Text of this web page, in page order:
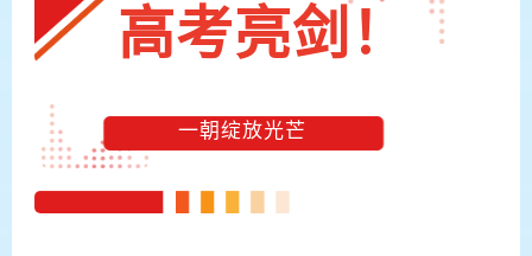
高考亮剑！
一朝绽放光芒